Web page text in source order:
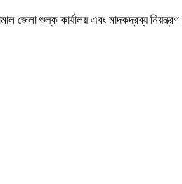
জেলা শুল্ক কার্যালয় এবং মাদকদ্রব্য